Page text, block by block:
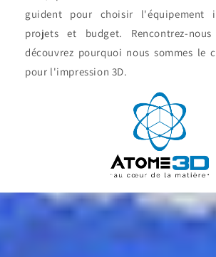
guident pour choisir l'équipement
projets et budget. Rencontrez-
découvrez pourquoi nous sommes le
pour l'impression 3D.